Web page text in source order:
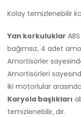
Kolay temizlenebilir
Yan korkuluklar
bağımsız, 4 adet
Amortisörler
Amortisörleri
İki motorlular
Karyola başlıkları
temizlenebilir, dir.